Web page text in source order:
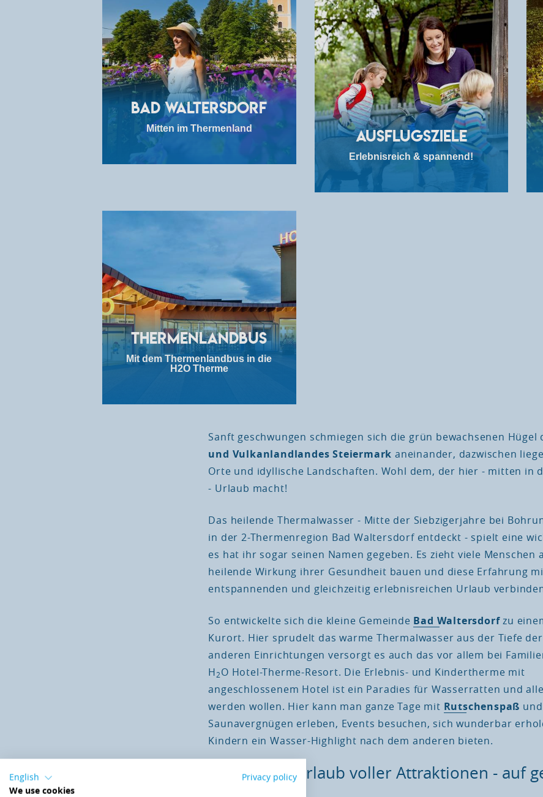
Bad Waltersdorf
Mitten im Thermenland Ausflugsziele
Erlebnisreich & spannend!
Thermenlandbus
Mit dem Thermenlandbus in die
H2O Therme
Sanft geschwungen schmiegen sich die grün bewachsenen Hügel
und Vulkanlandlandes Steiermark aneinander, dazwischen
Orte und idyllische Landschaften. Wohl dem, der hier - mitten in
- Urlaub macht!
Das heilende Thermalwasser - Mitte der Siebzigerjahre bei
in der 2-Thermenregion Bad Waltersdorf entdeckt - spielt eine
es hat ihr sogar seinen Namen gegeben. Es zieht viele Menschen
heilende Wirkung ihrer Gesundheit bauen und diese Erfahrung
entspannenden und gleichzeitig erlebnisreichen Urlaub
So entwickelte sich die kleine Gemeinde Bad Waltersdorfzu
Kurort. Hier sprudelt das warme Thermalwasser aus der Tiefe
anderen Einrichtungen versorgt es auch das vor allem bei
H2O Hotel-Therme-Resort. Die Erlebnis- und Kindertherme mit
angeschlossenem Hotel ist ein Paradies für Wasserratten und
werden wollen. Hier kann man ganze Tage mit Rutschenspaß und
Saunavergnügen erleben, Events besuchen, sich wunderbar
Kindern ein Wasser-Highlight nach dem anderen bieten.
Steiermark Urlaub voller Attraktionen - auf
English Privacy policy
We use cookies